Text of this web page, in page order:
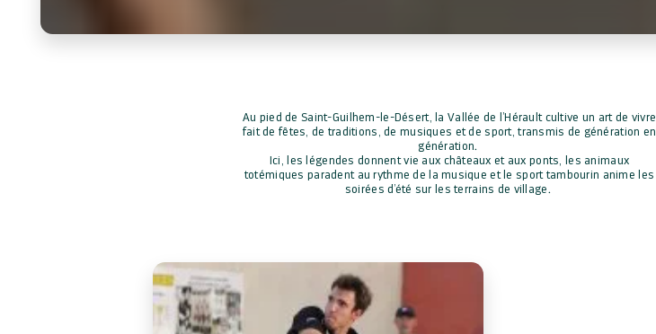
Au pied de Saint-Guilhem-le-Désert, la Vallée de l’Hérault cultive un art de vivre
fait de fêtes, de traditions, de musiques et de sport, transmis de génération en
génération.
Ici, les légendes donnent vie aux châteaux et aux ponts, les animaux
totémiques paradent au rythme de la musique et le sport tambourin anime les
soirées d’été sur les terrains de village.